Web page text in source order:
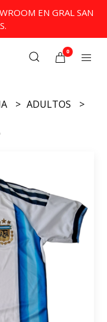
EN GRAL SAN
0
ADULTOS